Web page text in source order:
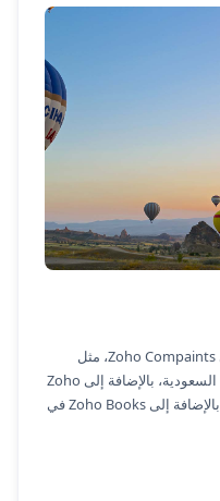
مثل Zoho CRM في مصر، بالإضافة إلى Zoho Compaints، مثل
Zoho Campaigns في المملكة العربية السعودية، بالإضافة إلى Zoho
People في المملكة العربية السعودية، بالإضافة إلى Zoho Books في